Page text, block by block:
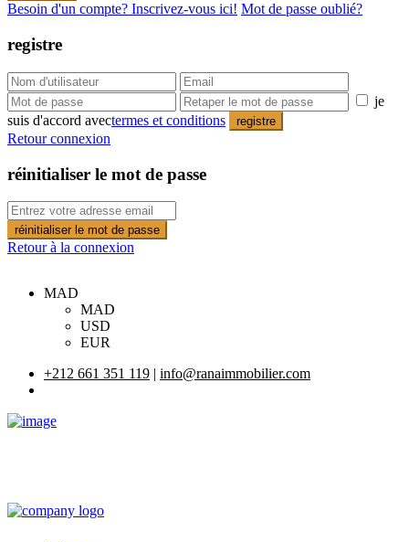
Besoin d'un compte? Inscrivez-vous ici! Mot de passe oublié?
registre
je
suis d'accord avectermes et conditions registre
Retour connexion
réinitialiser le mot de passe
réinitialiser le mot de passe
Retour à la connexion
MAD
MAD
USD
EUR
+212 661 351 119 | info@ranaimmobilier.com